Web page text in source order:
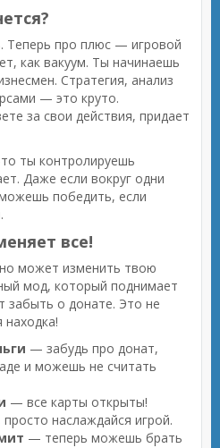
Теперь про плюс — игровой
как вакуум. Ты начинаешь
Стратегия, анализ
— это круто.
за свои действия, придает
ты контролируешь
Даже если вокруг одни
победить, если
все!
может изменить твою
мод, который поднимает
забыть о донате. Это не
— забудь про донат,
и можешь не считать
— все карты открыты!
наслаждайся игрой.
— теперь можешь брать